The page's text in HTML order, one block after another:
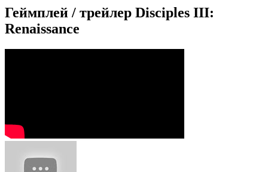
Геймплей / трейлер Disciples III:
Renaissance